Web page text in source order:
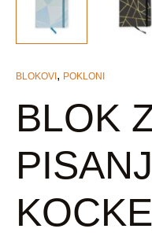
BLOKOVI , POKLONI
BLOK
BLOK
ZA
PISANJE,
KOCKE,
količina